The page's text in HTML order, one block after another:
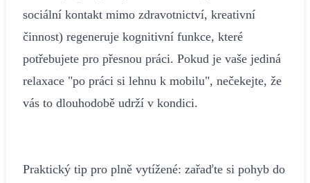
sociální kontakt mimo zdravotnictví, kreativní
činnost) regeneruje kognitivní funkce, které
potřebujete pro přesnou práci. Pokud je vaše jediná
relaxace "po práci si lehnu k mobilu", nečekejte, že
vás to dlouhodobě udrží v kondici.
Praktický tip pro plně vytížené: zařaďte si pohyb do